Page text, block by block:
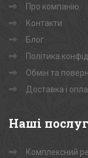
Про компанію
Контакти
Блог
Політика
Обмін та
Доставка і
Наші
Комплексний